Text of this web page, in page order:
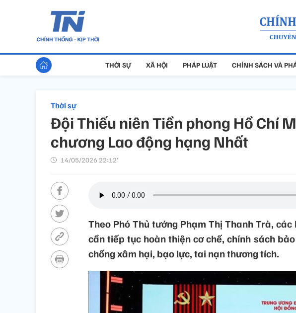
THỜI SỰ XÃ HỘI PHÁP LUẬT CHÍNH SÁCH VÀ
Thời sự
Đội Thiếu niên Tiền phong Hồ Chí
chương Lao động hạng Nhất
14/05/2026 22:12’
Theo Phó Thủ tướng Phạm Thị Thanh Trà,
cần tiếp tục hoàn thiện cơ chế, chính sách
chống xâm hại, bạo lực, tai nạn thương tích.